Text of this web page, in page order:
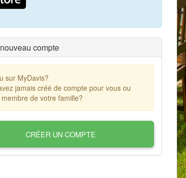
compte
sur MyDavis?
jamais créé de compte pour vous ou
de votre famille?
CRÉER UN COMPTE